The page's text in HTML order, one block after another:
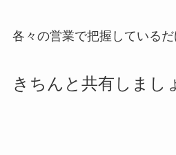
各々の営業で把握しているだ
きちんと共有しまし